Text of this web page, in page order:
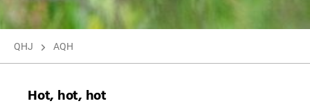
QHJ AQH
Hot, hot, hot